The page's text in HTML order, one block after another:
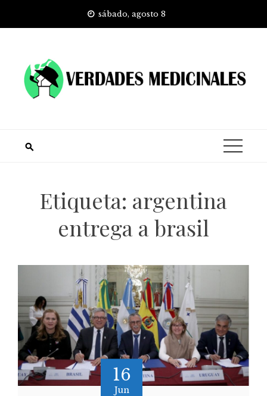
sábado, agosto 8
Etiqueta: argentina
entrega a brasil
16
Jun